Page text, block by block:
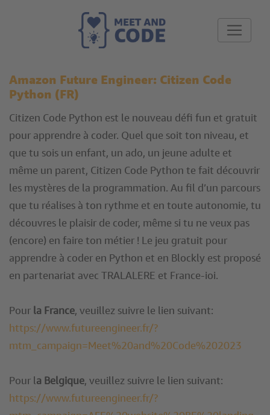
Amazon Future Engineer: Citizen Code
Python (FR)
Citizen Code Python est le nouveau défi fun et gratuit
pour apprendre à coder. Quel que soit ton niveau, et
que tu sois un enfant, un ado, un jeune adulte et
même un parent, Citizen Code Python te fait découvrir
les mystères de la programmation. Au fil d’un parcours
que tu réalises à ton rythme et en toute autonomie, tu
découvres le plaisir de coder, même si tu ne veux pas
(encore) en faire ton métier ! Le jeu gratuit pour
apprendre à coder en Python et en Blockly est proposé
en partenariat avec TRALALERE et France-ioi.
Pour la France, veuillez suivre le lien suivant:
https://www.futureengineer.fr/?
mtm_campaign=Meet%20and%20Code%202023
Pour la Belgique, veuillez suivre le lien suivant:
https://www.futureengineer.fr/?